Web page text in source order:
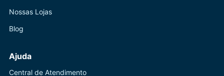
Nossas Lojas
Blog
Ajuda
Central de Atendimento